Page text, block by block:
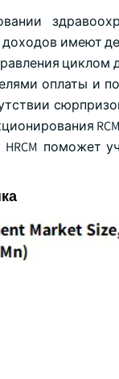
имеют
циклом
оплаты и
поможет